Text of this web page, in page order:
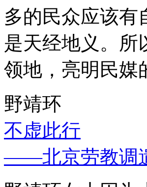
多的民众应该有
是天经地义。所
领地，亮明民媒
野靖环
不虚此行
——北京劳教调